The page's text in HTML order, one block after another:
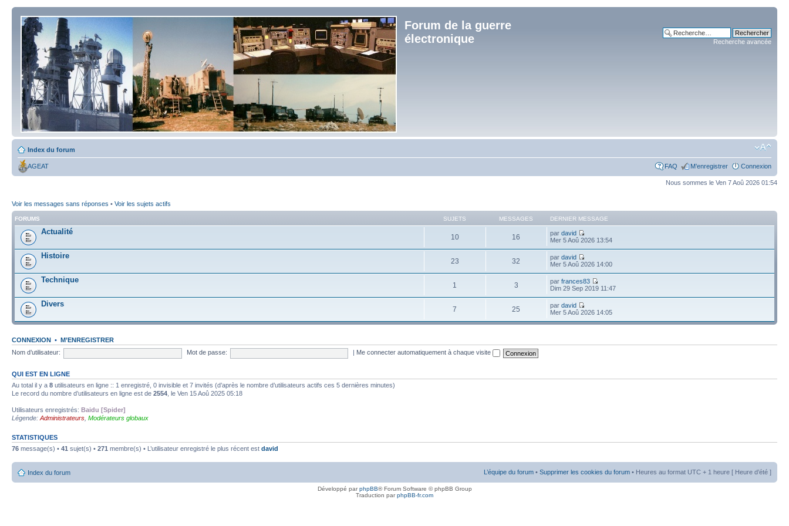
Forum de la guerre
électronique
Recherche avancée
Index du forum
AGEAT FAQ M’enregistrer Connexion
Nous sommes le Ven 7 Aoû 2026 01:54
Voir les messages sans réponses • Voir les sujets actifs
FORUMS SUJETS MESSAGES DERNIER MESSAGE
Actualité
10 16 pardavid
Mer 5 Aoû 2026 13:54
Histoire
23 32 pardavid
Mer 5 Aoû 2026 14:00
Technique
1 3 parfrances83
Dim 29 Sep 2019 11:47
Divers
7 25 pardavid
Mer 5 Aoû 2026 14:05
CONNEXION • M’ENREGISTRER
Nom d’utilisateur:
Mot de passe: Me connecter automatiquement à chaque visite
QUI EST EN LIGNE
Au total il y a 8 utilisateurs en ligne :: 1 enregistré, 0 invisible et 7 invités (d’après le nombre d’utilisateurs actifs ces 5 dernières minutes)
Le record du nombre d’utilisateurs en ligne est de 2554 , le Ven 15 Aoû 2025 05:18
Utilisateurs enregistrés: Baidu [Spider]
Légende: Administrateurs Modérateurs globaux
STATISTIQUES
76 message(s) • 41 sujet(s) • 271 membre(s) • L’utilisateur enregistré le plus récent est david
Index du forum L’équipe du forum • Supprimer les cookies du forum • Heures au format UTC + 1 heure [ Heure d’été ]
Développé parphpBB® Forum Software © phpBB Group
Traduction parphpBB-fr.com